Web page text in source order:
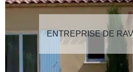
ENTREPRISE DE